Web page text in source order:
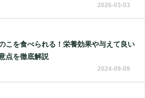
2026-03-03
こを食べられる！栄養効果や与えて良い
点を徹底解説
2024-09-09